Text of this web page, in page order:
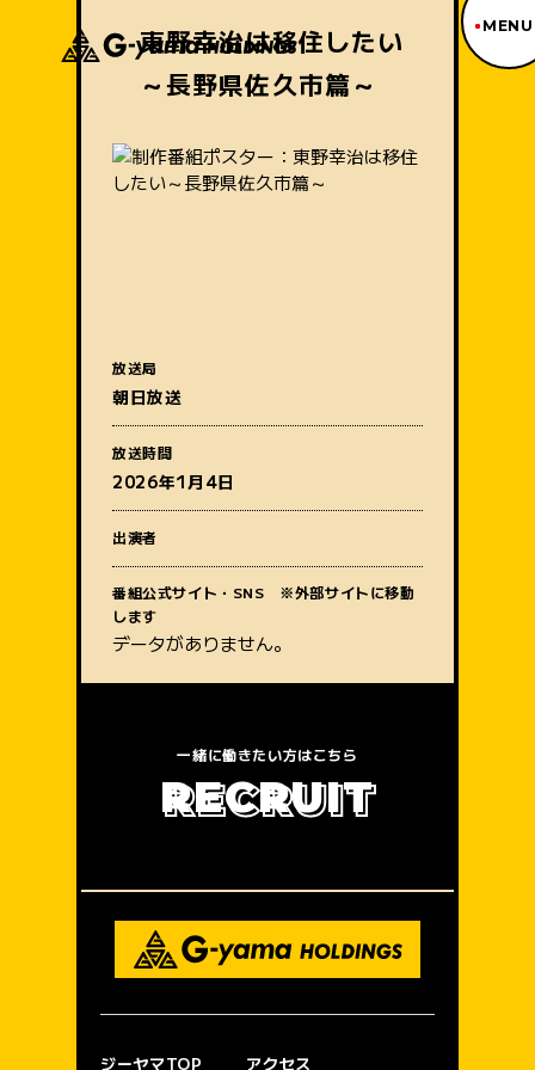
MENU
ジーヤマトップページ
WORKS
企業情報
アクセス
東野幸治は移住したい
～長野県佐久市篇～
放送局
朝日放送
放送時間
2026年1月4日
出演者
番組公式サイト・SNS ※外部サイトに移動
します
データがありません。
番組名
一緒に働きたい方はこちら
RECRUIT
ジーヤマTOP アクセス